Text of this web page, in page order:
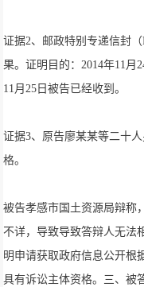
证据2、邮政特别专递信封
果。证明目的：2014年11月
11月25日被告已经收到。
证据3、原告廖某某等二十
格。
被告孝感市国土资源局辩称
不详，导致导致答辩人无法
明申请获取政府信息公开根
具有诉讼主体资格。三、被